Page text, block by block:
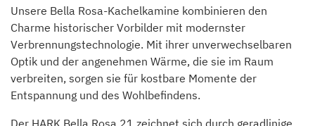
Unsere Bella Rosa-Kachelkamine kombinieren den
Charme historischer Vorbilder mit modernster
Verbrennungstechnologie. Mit ihrer unverwechselbaren
Optik und der angenehmen Wärme, die sie im Raum
verbreiten, sorgen sie für kostbare Momente der
Entspannung und des Wohlbefindens.
Der HARK Bella Rosa 21 zeichnet sich durch geradlinige